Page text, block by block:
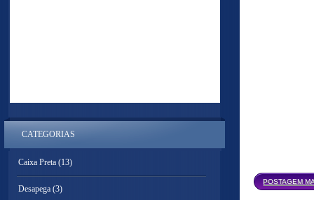
POSTAGEM
CATEGORIAS
Caixa Preta (13)
Desapega (3)